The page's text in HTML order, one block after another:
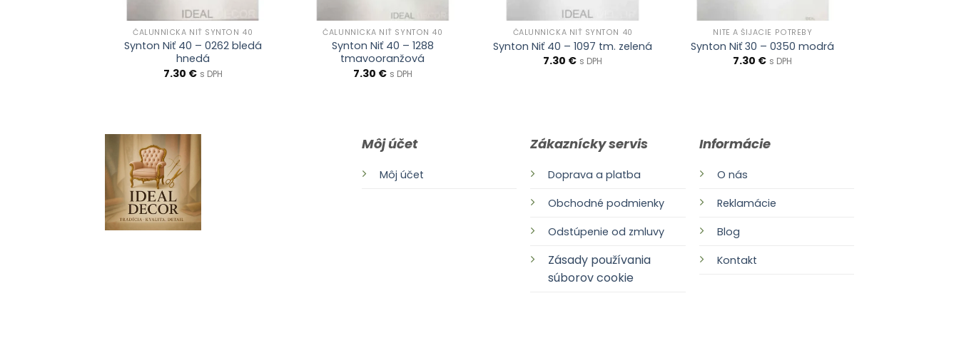
ČALUNNÍCKA NIŤ SYNTON 40
Synton Niť 40 – 0262 bledá
hnedá
7.30 € s DPH
ČALUNNÍCKA NIŤ SYNTON 40
Synton Niť 40 – 1288
tmavooranžová
7.30 € s DPH
ČALUNNÍCKA NIŤ SYNTON 40
Synton Niť 40 – 1097 tm. zelená
7.30 € s DPH
NITE A ŠIJACIE POTREBY
Synton Niť 30 – 0350 modrá
7.30 € s DPH
Môj účet
Môj účet
Zákaznícky servis
Doprava a platba
Obchodné podmienky
Odstúpenie od zmluvy
Zásady používania
súborov cookie
Informácie
O nás
Reklamácie
Blog
Kontakt